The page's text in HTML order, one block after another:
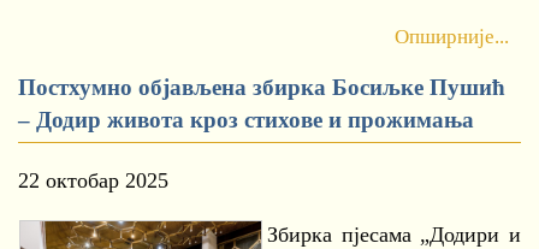
Опширније...
Постхумно објављена збирка Босиљке Пушић
– Додир живота кроз стихове и прожимања
22 октобар 2025
Збирка пјесама „Додири и